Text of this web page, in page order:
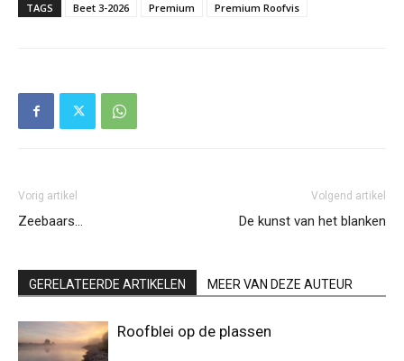
TAGS Beet 3-2026 Premium Premium Roofvis
Vorig artikel
Zeebaars…
Volgend artikel
De kunst van het blanken
GERELATEERDE ARTIKELEN MEER VAN DEZE AUTEUR
Roofblei op de plassen